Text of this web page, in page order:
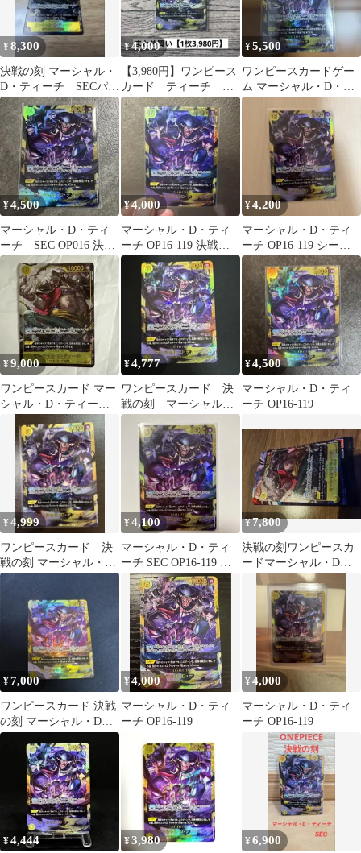
¥8,300
決戦の刻 マーシャル・
D・ティーチ SECパラ
レルOP16-119
¥4,000
【3,980円】ワンピース
カード ティーチ
SEC 【在庫1枚+訳あり
1】
¥5,500
ワンピースカードゲー
ム マーシャル・D・テ
ィーチ SEC 決戦の刻
¥4,500
マーシャル・D・ティ
ーチ SEC OP016 決戦
の刻 ワンピースカー
ドゲーム
¥4,000
マーシャル・D・ティ
ーチ OP16-119 決戦の
刻 SEC
¥4,200
マーシャル・D・ティ
ーチ OP16-119 シーク
レット SEC 決戦の刻
¥9,000
ワンピースカード マー
シャル・D・ティー
チ SECパラレル
OP16-119
¥4,777
ワンピースカード 決
戦の刻 マーシャル・
D・ティーチ SEC
¥4,500
マーシャル・D・ティ
ーチ OP16-119
¥4,999
ワンピースカード 決
戦の刻 マーシャル・
D・ティーチ SEC
¥4,100
マーシャル・D・ティ
ーチ SEC OP16-119 決
戦の刻 黒ひげ
¥7,800
決戦の刻ワンピースカ
ードマーシャル・D・
ティーチ OP16-119SEC
パラレル
¥7,000
ワンピースカード 決戦
の刻 マーシャル・D・
ティーチ SEC
¥4,000
マーシャル・D・ティ
ーチ OP16-119
¥4,000
マーシャル・D・ティ
ーチ OP16-119
¥4,444 ¥3,980 ¥6,900